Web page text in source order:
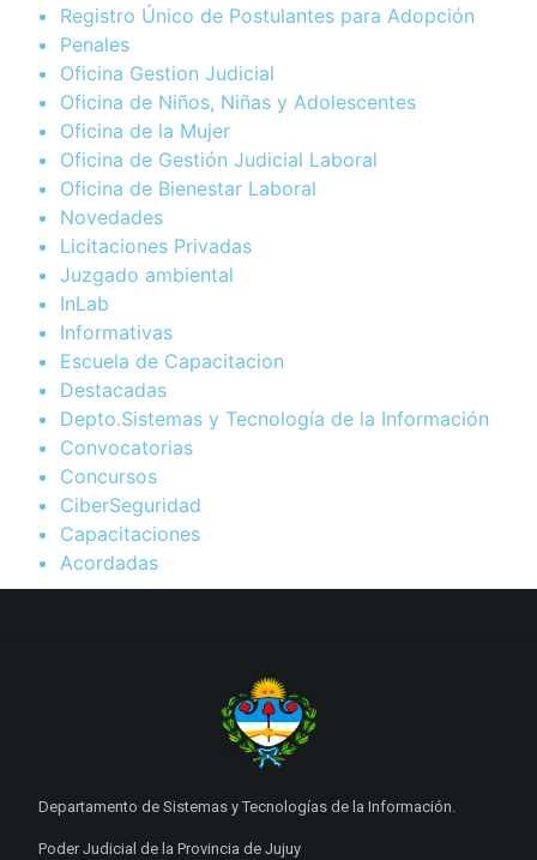
Registro Único de Postulantes para Adopción
Penales
Oficina Gestion Judicial
Oficina de Niños, Niñas y Adolescentes
Oficina de la Mujer
Oficina de Gestión Judicial Laboral
Oficina de Bienestar Laboral
Novedades
Licitaciones Privadas
Juzgado ambiental
InLab
Informativas
Escuela de Capacitacion
Destacadas
Depto.Sistemas y Tecnología de la Información
Convocatorias
Concursos
CiberSeguridad
Capacitaciones
Acordadas
Departamento de Sistemas y Tecnologías de la Información.
Poder Judicial de la Provincia de Jujuy